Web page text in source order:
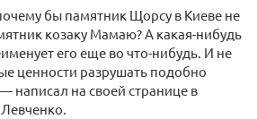
бы памятник Щорсу в Киеве не
козаку Мамаю? А какая-нибудь
его еще во что-нибудь. И не
ценности разрушать подобно
написал на своей странице в